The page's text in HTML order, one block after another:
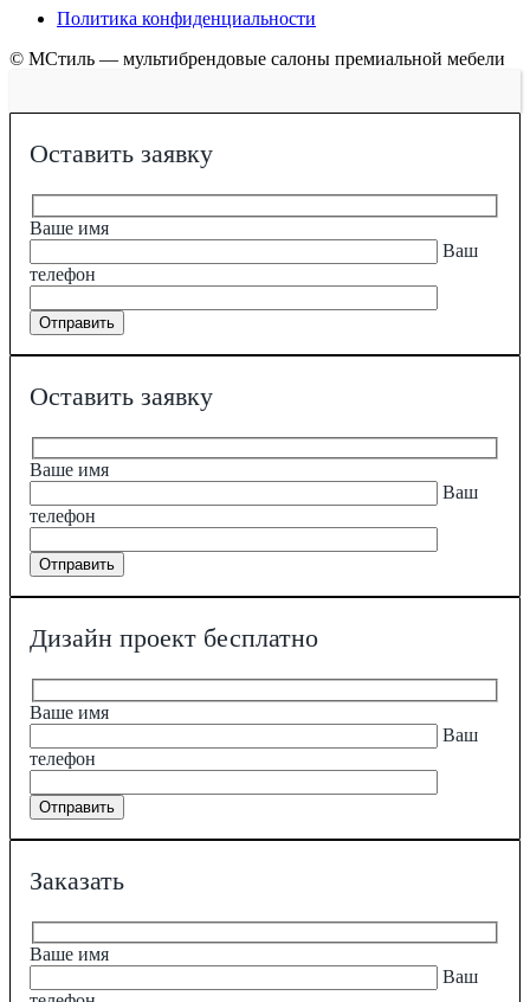
Политика конфиденциальности
© МСтиль — мультибрендовые салоны премиальной мебели
Оставить заявку
Ваше имя
Ваш
телефон
Оставить заявку
Ваше имя
Ваш
телефон
Дизайн проект бесплатно
Ваше имя
Ваш
телефон
Заказать
Ваше имя
Ваш